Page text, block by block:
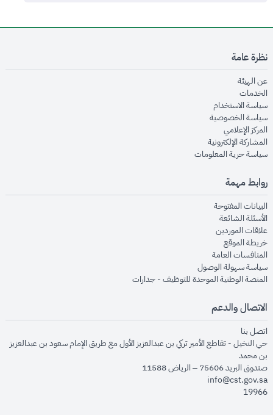
نظرة عامة
عن الهيئةopens in new window
الخدماتopens in new window
سياسة الاستخدام
سياسة الخصوصيةopens in new window
المركز الإعلاميopens in new window
المشاركة الإلكترونيةopens in new window
سياسة حرية المعلوماتopens in new window
روابط مهمة
البيانات المفتوحةopens in new window
الأسئلة الشائعةopens in new window
علاقات الموردينopens in new window
خريطة الموقعopens in new window
المنافسات العامةopens in new window
سياسة سهولة الوصولopens in new window
المنصة الوطنية الموحدة للتوظيف - جداراتopens in new window
الاتصال والدعم
اتصل بنا
حي النخيل - تقاطع الأمير تركي بن عبدالعزيز الأول مع طريق الإمام سعود بن عبدالعزيز
بن محمد
صندوق البريد 75606 – الرياض 11588
info@cst.gov.sa
19966